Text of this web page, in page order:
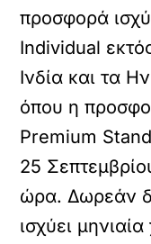
προσφορά
Individual
Ινδία και τα
όπου η
Premium
25
ώρα. Δωρεάν
ισχύει